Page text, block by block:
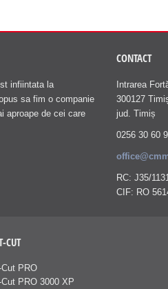
infiintata la
sa fim o companie
aproape de cei care
CONTACT
Intrarea
300127
jud. Timiș
0256 30 60
RC: J35/
CIF: RO
CUT
PRO
PRO 3000 XP